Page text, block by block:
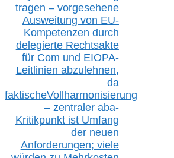
tragen – vorgesehene
Ausweitung von EU-
Kompetenzen durch
delegierte Rechtsakte
für Com und EIOPA-
Leitlinien abzulehnen,
da
faktischeVollharmonisierung
– zentraler aba-
Kritikpunkt ist Umfang
der neuen
Anforderungen; viele